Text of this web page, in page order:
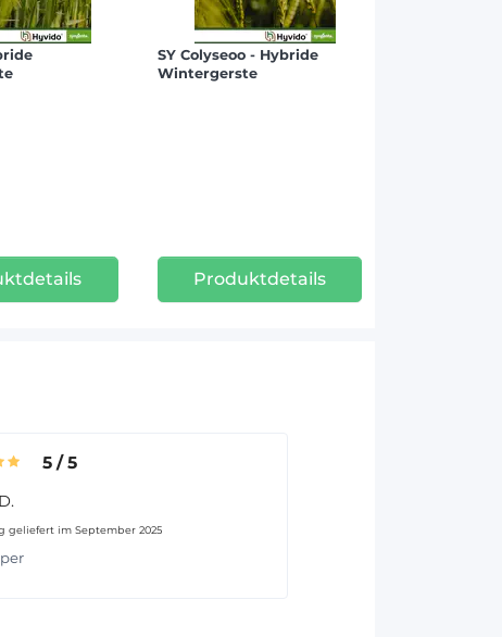
SY Colyseoo - Hybride
Wintergerste
Produktdetails
5/5
geliefert im September 2025